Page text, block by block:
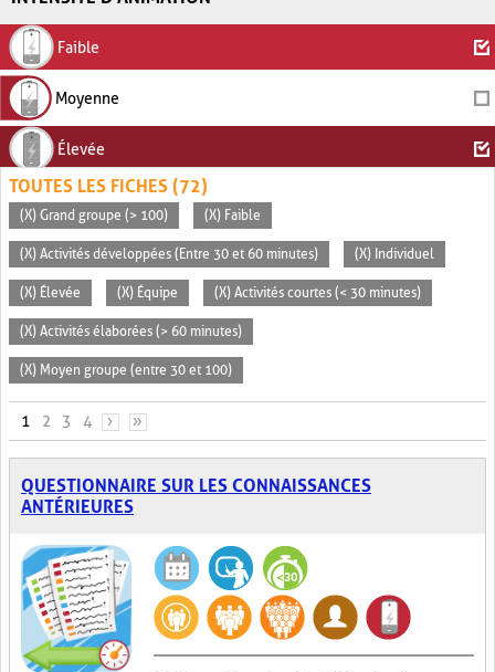
Faible
Moyenne
Élevée
TOUTES LES FICHES (72)
(X) Grand groupe (> 100) (X) Faible
(X) Activités développées (Entre 30 et 60 minutes) (X) Individuel
(X) Élevée (X) Équipe (X) Activités courtes (< 30 minutes)
(X) Activités élaborées (> 60 minutes)
(X) Moyen groupe (entre 30 et 100)
PAGES
1 2 3 4 › »
QUESTIONNAIRE SUR LES CONNAISSANCES
ANTÉRIEURES